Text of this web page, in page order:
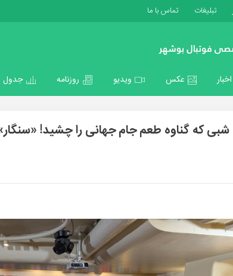
تبلیغات تماس با ما
اخبار عکس ویدیو روزنامه جدول
که گناوه طعم جام جهانی را چشید!